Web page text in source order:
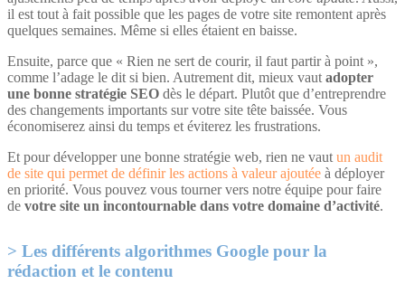
il est tout à fait possible que les pages de votre site remontent après
quelques semaines. Même si elles étaient en baisse.
Ensuite, parce que « Rien ne sert de courir, il faut partir à point »,
comme l’adage le dit si bien. Autrement dit, mieux vaut adopter
une bonne stratégie SEO dès le départ. Plutôt que d’entreprendre
des changements importants sur votre site tête baissée. Vous
économiserez ainsi du temps et éviterez les frustrations.
Et pour développer une bonne stratégie web, rien ne vaut un audit
de site qui permet de définir les actions à valeur ajoutée à déployer
en priorité. Vous pouvez vous tourner vers notre équipe pour faire
de votre site un incontournable dans votre domaine d’activité.
Les différents algorithmes Google pour la
rédaction et le contenu